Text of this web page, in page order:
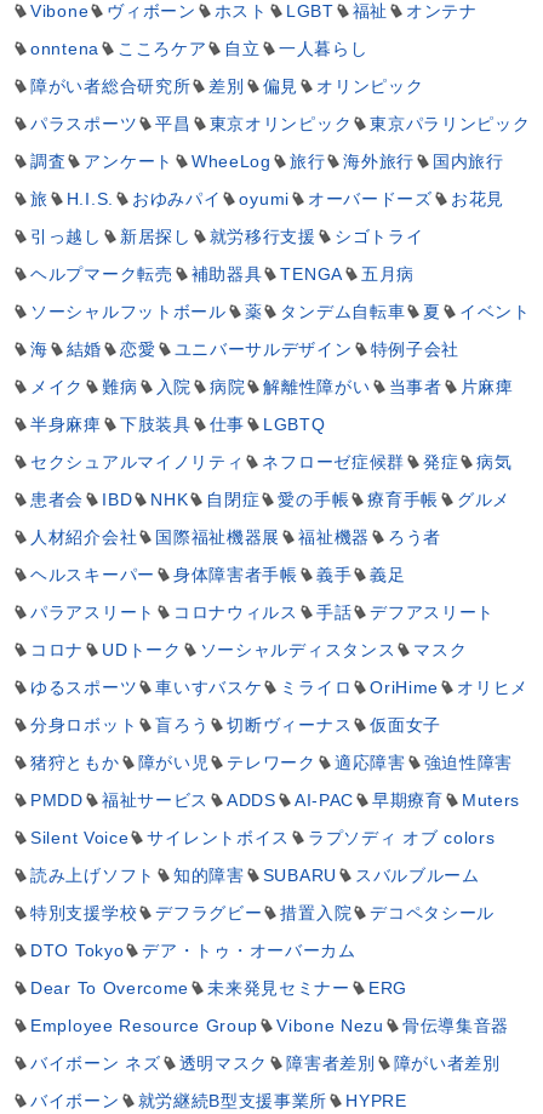
Vibone
ヴィボーン ホスト LGBT 福祉
オンテナ
onntena
こころケア 自立
一人暮らし
障がい者総合研究所
差別 偏見
オリンピック
パラスポーツ
平昌 東京オリンピック
東京パラリンピック
調査
アンケート WheeLog 旅行 海外旅行
国内旅行
旅
H.I.S. おゆみパイ oyumi オーバードーズ
お花見
引っ越し
新居探し 就労移行支援
シゴトライ
ヘルプマーク転売
補助器具 TENGA
五月病
ソーシャルフットボール
薬 タンデム自転車 夏
イベント
海
結婚 恋愛 ユニバーサルデザイン
特例子会社
メイク
難病 入院 病院 解離性障がい 当事者
片麻痺
半身麻痺
下肢装具 仕事
LGBTQ
セクシュアルマイノリティ
ネフローゼ症候群 発症
病気
患者会
IBD NHK 自閉症 愛の手帳 療育手帳
グルメ
人材紹介会社
国際福祉機器展 福祉機器
ろう者
ヘルスキーパー
身体障害者手帳 義手
義足
パラアスリート
コロナウィルス 手話
デフアスリート
コロナ
UDトーク ソーシャルディスタンス
マスク
ゆるスポーツ
車いすバスケ ミライロ OriHime
オリヒメ
分身ロボット
盲ろう 切断ヴィーナス
仮面女子
猪狩ともか
障がい児 テレワーク 適応障害
強迫性障害
PMDD
福祉サービス ADDS AI-PAC 早期療育
Muters
Silent Voice
サイレントボイス
ラプソディ オブ colors
読み上げソフト
知的障害 SUBARU
スバルブルーム
特別支援学校
デフラグビー 措置入院
デコペタシール
DTO Tokyo
デア・トゥ・オーバーカム
Dear To Overcome
未来発見セミナー
ERG
Employee Resource Group
Vibone Nezu
骨伝導集音器
バイボーン ネズ
透明マスク 障害者差別
障がい者差別
バイボーン
就労継続B型支援事業所 HYPRE